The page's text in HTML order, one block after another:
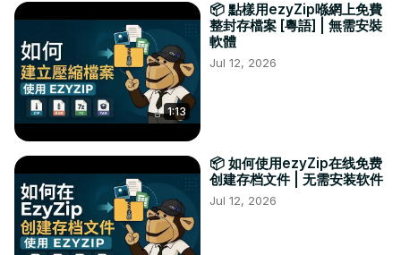
1:13
📦 點樣用ezyZip喺網上免費
整封存檔案 [粵語] | 無需安裝
軟體
Jul 12, 2026
📦 如何使用ezyZip在线免费
创建存档文件 | 无需安装软件
Jul 12, 2026